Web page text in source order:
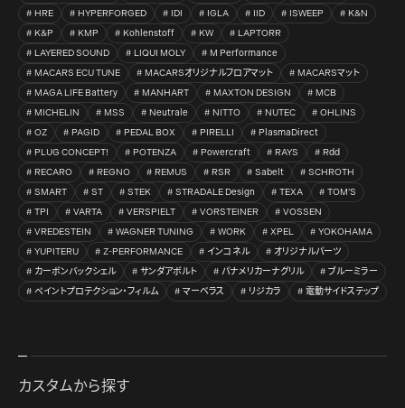
HRE
HYPERFORGED IDI IGLA IID ISWEEP
K&N
K&P
KMP Kohlenstoff KW
LAPTORR
LAYERED SOUND
LIQUI MOLY
M Performance
MACARS ECU TUNE
MACARSオリジナルフロアマット
MACARSマット
MAGA LIFE Battery
MANHART MAXTON DESIGN
MCB
MICHELIN
MSS Neutrale NITTO NUTEC
OHLINS
OZ
PAGID PEDAL BOX PIRELLI
PlasmaDirect
PLUG CONCEPT!
POTENZA Powercraft RAYS
Rdd
RECARO
REGNO REMUS RSR Sabelt
SCHROTH
SMART
ST STEK STRADALE Design TEXA
TOM’S
TPI
VARTA VERSPIELT VORSTEINER
VOSSEN
VREDESTEIN
WAGNER TUNING WORK XPEL
YOKOHAMA
YUPITERU
Z-PERFORMANCE インコネル
オリジナルパーツ
カーボンバックシェル
サンダアボルト パナメリカーナグリル
ブルーミラー
ペイントプロテクション・フィルム
マーベラス リジカラ 電動サイドステップ
カスタムから探す